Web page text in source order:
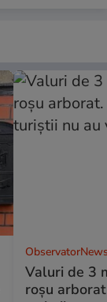
Valuri de 3
roşu